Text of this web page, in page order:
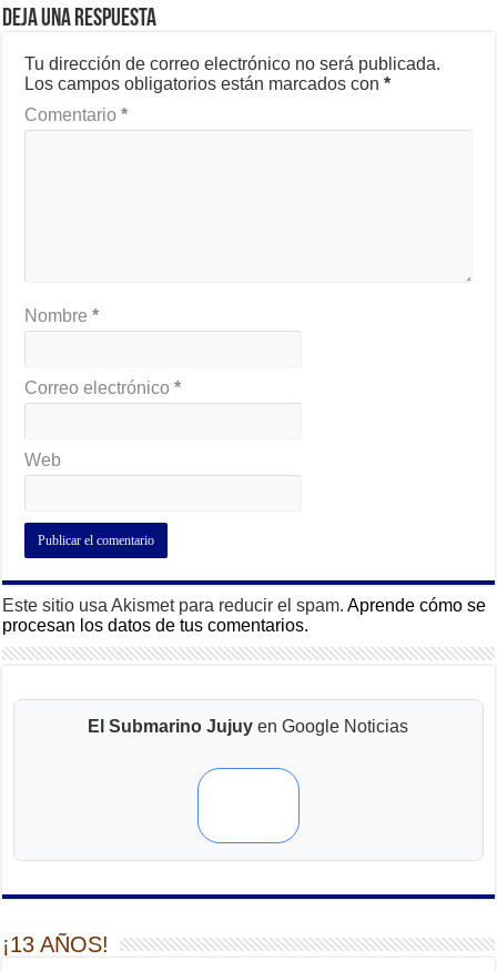
Deja una respuesta
Tu dirección de correo electrónico no será publicada.
Los campos obligatorios están marcados con*
Comentario*
Nombre*
Correo electrónico*
Web
Este sitio usa Akismet para reducir el spam.Aprende cómo se
procesan los datos de tus comentarios.
El Submarino Jujuy en Google Noticias
¡13 AÑOS!